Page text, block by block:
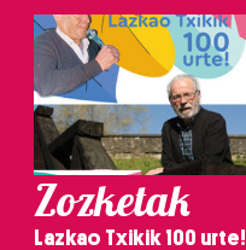
Zozketak
Lazkao Txikik 100 urte!